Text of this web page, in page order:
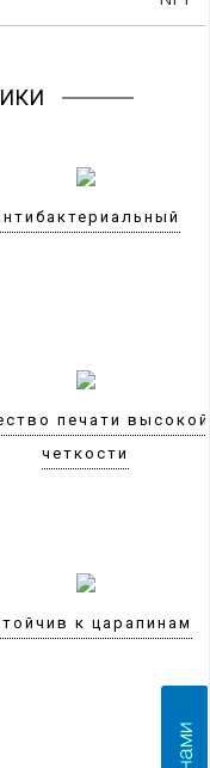
печати высокой
четкости
к царапинам